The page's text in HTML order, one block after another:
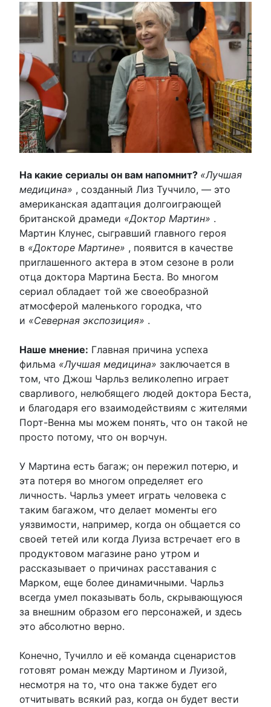
На какие сериалы он вам напомнит? «Лучшая
медицина» , созданный Лиз Туччило, — это
американская адаптация долгоиграющей
британской драмеди «Доктор Мартин» .
Мартин Клунес, сыгравший главного героя
в «Докторе Мартине» , появится в качестве
приглашенного актера в этом сезоне в роли
отца доктора Мартина Беста. Во многом
сериал обладает той же своеобразной
атмосферой маленького городка, что
и «Северная экспозиция» .
Наше мнение: Главная причина успеха
фильма «Лучшая медицина» заключается в
том, что Джош Чарльз великолепно играет
сварливого, нелюбящего людей доктора Беста,
и благодаря его взаимодействиям с жителями
Порт-Венна мы можем понять, что он такой не
просто потому, что он ворчун.
У Мартина есть багаж; он пережил потерю, и
эта потеря во многом определяет его
личность. Чарльз умеет играть человека с
таким багажом, что делает моменты его
уязвимости, например, когда он общается со
своей тетей или когда Луиза встречает его в
продуктовом магазине рано утром и
рассказывает о причинах расставания с
Марком, еще более динамичными. Чарльз
всегда умел показывать боль, скрывающуюся
за внешним образом его персонажей, и здесь
это абсолютно верно.
Конечно, Тучилло и её команда сценаристов
готовят роман между Мартином и Луизой,
несмотря на то, что она также будет его
отчитывать всякий раз, когда он будет вести